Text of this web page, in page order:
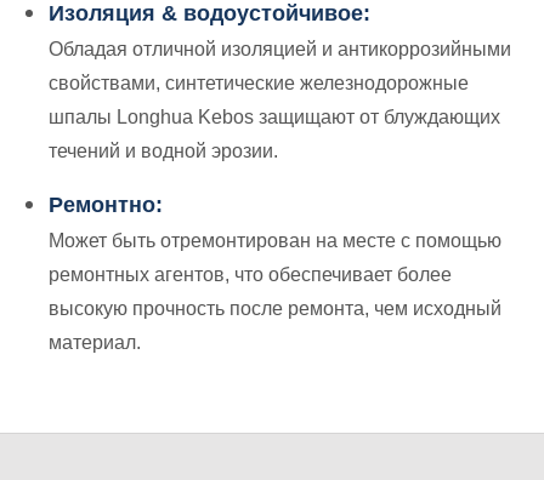
Изоляция & водоустойчивое:
Обладая отличной изоляцией и антикоррозийными
свойствами, синтетические железнодорожные
шпалы Longhua Kebos защищают от блуждающих
течений и водной эрозии.
Ремонтно:
Может быть отремонтирован на месте с помощью
ремонтных агентов, что обеспечивает более
высокую прочность после ремонта, чем исходный
материал.